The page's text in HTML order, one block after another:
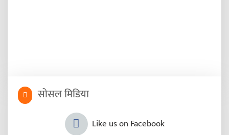
सोसल मिडिया
Like us on Facebook